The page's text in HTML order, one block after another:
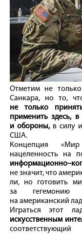
Отметим не
Санкара, но то,
не только
применить здесь,
и обороны,в силу
США.
Концепция
нацеленность на
не значит, что
ли, но готовить
за гегемонию
на американский
Играться этот
искусственным